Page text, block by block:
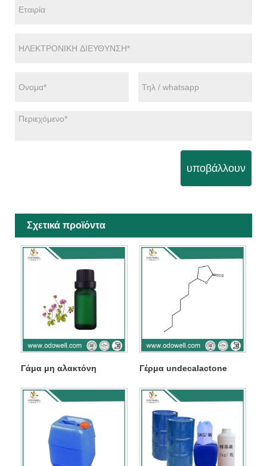
υποβάλλουν
Σχετικά προϊόντα
Γάμα μη αλακτόνη Γέρμα undecalactone